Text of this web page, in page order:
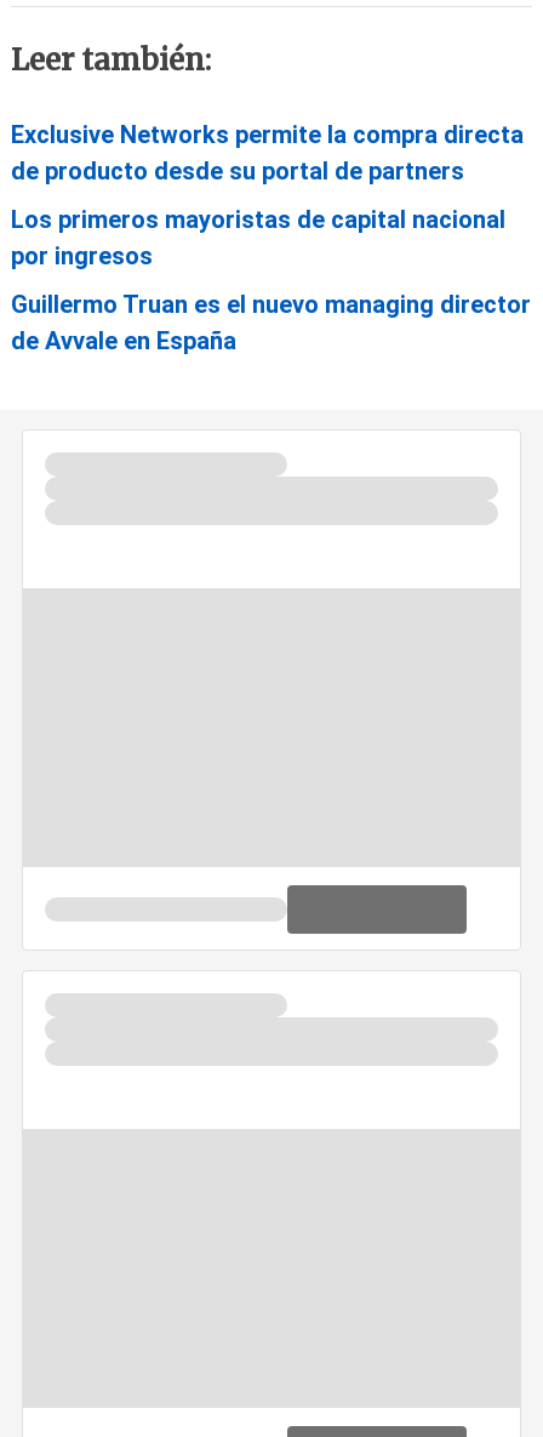
Leer también:
Exclusive Networks permite la compra directa
de producto desde su portal de partners
Los primeros mayoristas de capital nacional
por ingresos
Guillermo Truan es el nuevo managing director
de Avvale en España